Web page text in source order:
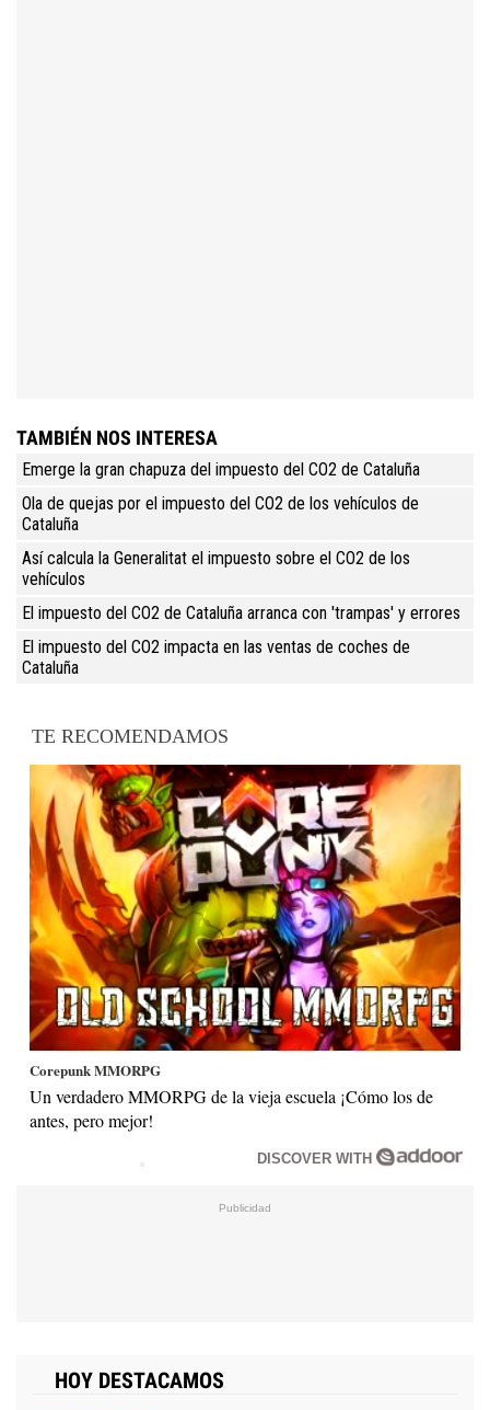
TAMBIÉN NOS INTERESA
Emerge la gran chapuza del impuesto del CO2 de Cataluña
Ola de quejas por el impuesto del CO2 de los vehículos de
Cataluña
Así calcula la Generalitat el impuesto sobre el CO2 de los
vehículos
El impuesto del CO2 de Cataluña arranca con 'trampas' y errores
El impuesto del CO2 impacta en las ventas de coches de
Cataluña
TE RECOMENDAMOS
Corepunk MMORPG
Un verdadero MMORPG de la vieja escuela ¡Cómo los de
antes, pero mejor!
DISCOVER WITH
HOY DESTACAMOS